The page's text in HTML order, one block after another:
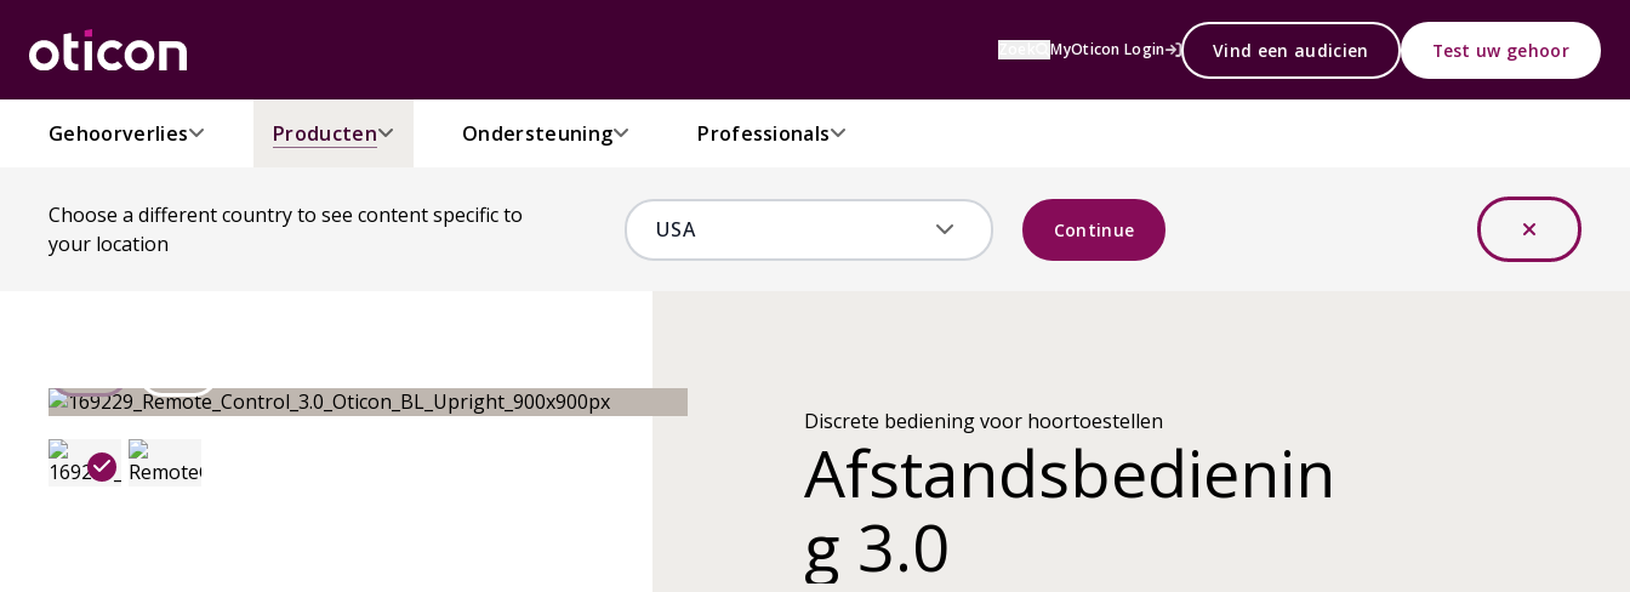
MyOticon Login Vind een audicien Test uw gehoor
Gehoorverlies Producten Ondersteuning Professionals
Choose a different country to see content specific to
your location
Continue
Discrete bediening voor hoortoestellen
Afstandsbedienin
g 3.0